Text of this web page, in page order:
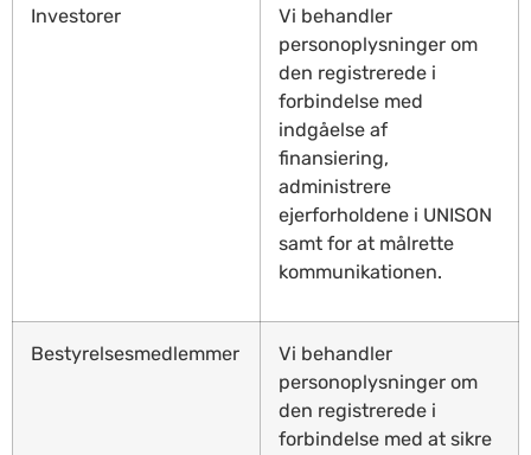
Investorer
Vi behandler
personoplysninger om
den registrerede i
forbindelse med
indgåelse af
finansiering,
administrere
ejerforholdene i UNISON
samt for at målrette
kommunikationen.
Bestyrelsesmedlemmer
Vi behandler
personoplysninger om
den registrerede i
forbindelse med at sikre